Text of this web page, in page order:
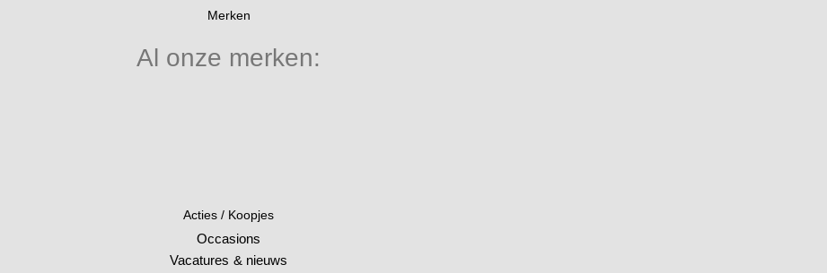
Merken
Al onze merken:
Acties / Koopjes
Occasions
Vacatures & nieuws